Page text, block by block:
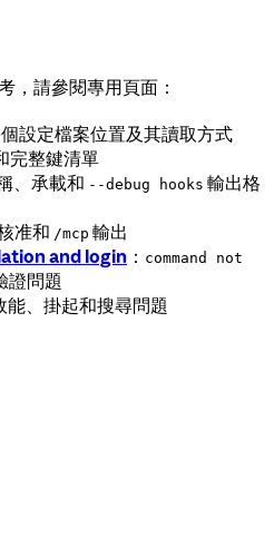
，請參閱專用頁面：
個設定檔案位置及其讀取方式
完整鍵清單
、承載和 --debug hooks 輸出格
准和 /mcp 輸出
and login ： command not
證問題
能、掛起和搜尋問題